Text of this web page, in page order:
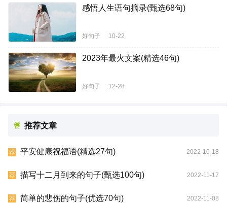
感悟人生语句摘录(甄选68句)
好句子 10-22
2023年最火文案(精选46句)
好句子 12-28
推荐文章
荐 平安健康祝福语(精选27句) 2022-10-18
荐 描写十二月到来的句子(甄选100句) 2022-11-17
荐 简单的悲伤的句子(优选70句) 2022-11-08